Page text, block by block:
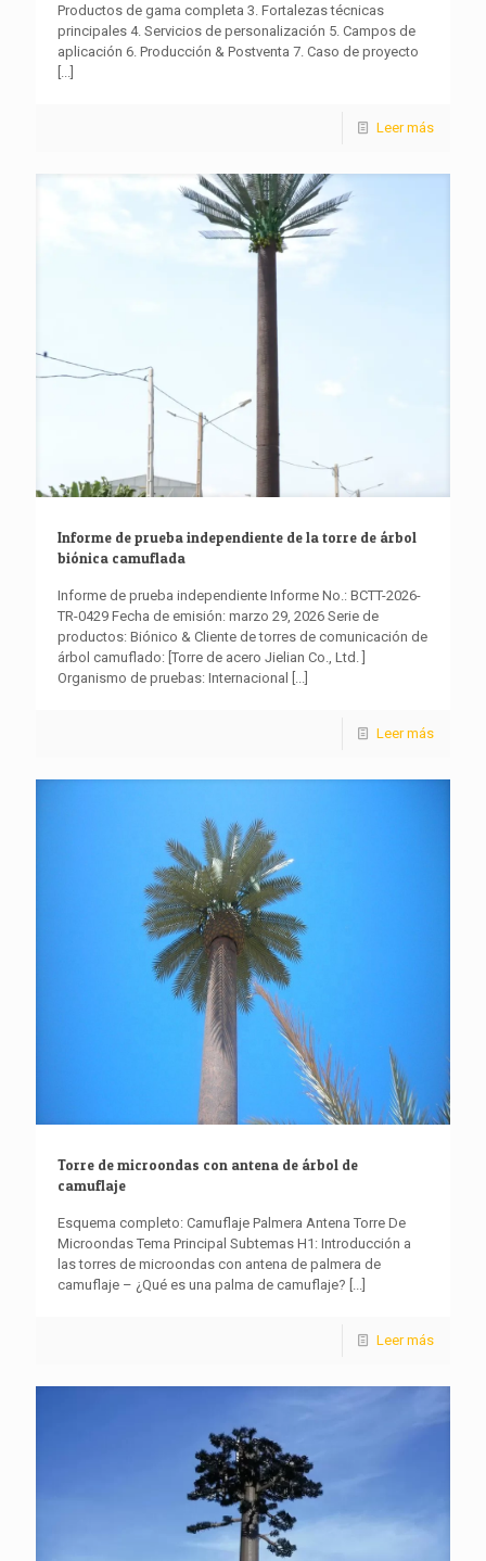
Productos de gama completa 3. Fortalezas técnicas
principales 4. Servicios de personalización 5. Campos de
aplicación 6. Producción & Postventa 7. Caso de proyecto
[...]
Leer más
Informe de prueba independiente de la torre de árbol
biónica camuflada
Informe de prueba independiente Informe No.: BCTT-2026-
TR-0429 Fecha de emisión: marzo 29, 2026 Serie de
productos: Biónico & Cliente de torres de comunicación de
árbol camuflado: [Torre de acero Jielian Co., Ltd. ]
Organismo de pruebas: Internacional
[...]
Leer más
Torre de microondas con antena de árbol de
camuflaje
Esquema completo: Camuflaje Palmera Antena Torre De
Microondas Tema Principal Subtemas H1: Introducción a
las torres de microondas con antena de palmera de
camuflaje – ¿Qué es una palma de camuflaje? [...]
Leer más